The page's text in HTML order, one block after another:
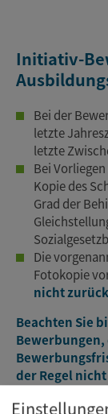
Initiativ-
Bei der
letzte
letzte
Bei
Kopie des
Grad der
Die
Fotokopie
nicht
Beachten Sie
Bewerbungen,
der Regel